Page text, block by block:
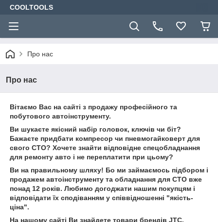
COOLTOOLS
Про нас
Про нас
Вітаємо Вас на сайті з продажу професійного та
побутового автоінструменту.
Ви шукаєте якісний набір головок, ключів чи біт?
Бажаєте придбати компресор чи пневмогайковерт для
свого СТО? Хочете знайти відповідне спецобладнання
для ремонту авто і не переплатити при цьому?
Ви на правильному шляху! Бо ми займаємось підбором і
продажем автоінструменту та обладнання для СТО вже
понад 12 років. Любимо догоджати нашим покупцям і
відповідати їх сподіванням у співвідношенні "якість-
ціна".
На нашому сайті Ви знайдете товари брендів JTC,